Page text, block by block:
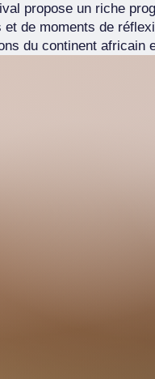
propose un riche
et de moments de
du continent africain